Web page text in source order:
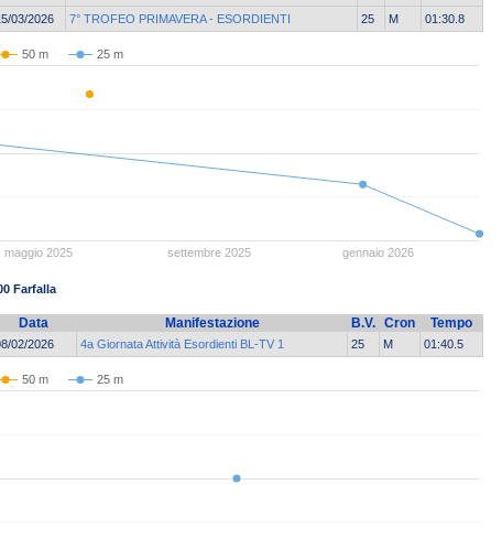
03/2026
7° TROFEO PRIMAVERA - ESORDIENTI 25 M 01:30.8
50 m 25 m
maggio 2025 settembre 2025 gennaio 2026
Farfalla
Data Manifestazione B.V. Cron Tempo
02/2026 4a Giornata Attività Esordienti BL-TV 1 25 M 01:40.5
50 m 25 m